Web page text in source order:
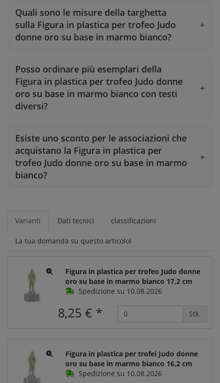
Quali sono le misure della targhetta
sulla Figura in plastica per trofeo Judo
donne oro su base in marmo bianco?
Posso ordinare più esemplari della
Figura in plastica per trofeo Judo donne
oro su base in marmo bianco con testi
diversi?
Esiste uno sconto per le associazioni che
acquistano la Figura in plastica per
trofeo Judo donne oro su base in marmo
bianco?
Varianti Dati tecnici classificazioni
La tua domanda su questo articolol
Figura in plastica per trofeo Judo donne
oro su base in marmo bianco 17,2 cm
Spedizione su 10.08.2026
8,25 € * Stk.
Figura in plastica per trofei Judo donne
oro su base in marmo bianco 16,2 cm
Spedizione su 10.08.2026